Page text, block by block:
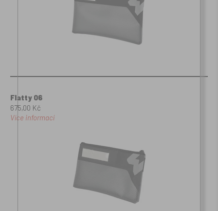
Flatty 06
675,00 Kč
Více informací